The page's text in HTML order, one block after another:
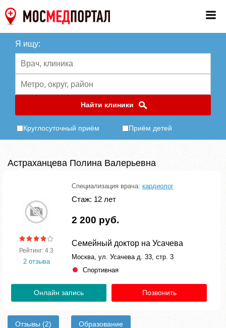
Я ищу:
Найти клиники
Круглосуточный приём Приём детей
Астраханцева Полина Валерьевна
Рейтинг: 4.3
2 отзыва
Специализация врача: кардиолог
Стаж: 12 лет
2 200 руб.
Семейный доктор на Усачева
Москва, ул. Усачева д. 33, стр. 3
Спортивная
Онлайн запись Позвонить
Отзывы (2) Образование